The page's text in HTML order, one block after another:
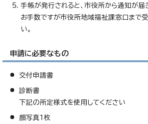
手帳が発行されると、市役所から通知が届
お手数ですが市役所地域福祉課窓口まで
い。
申請に必要なもの
交付申請書
診断書
下記の所定様式を使用してください
顔写真1枚